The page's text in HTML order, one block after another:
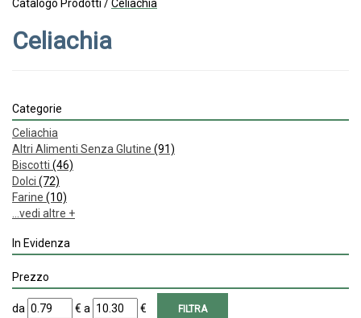
Catalogo Prodotti /Celiachia
Celiachia
Categorie
Celiachia
Altri Alimenti Senza Glutine (91)
Biscotti (46)
Dolci (72)
Farine (10)
...vedi altre +
In Evidenza
Prezzo
filtra
da €
filtra
a €